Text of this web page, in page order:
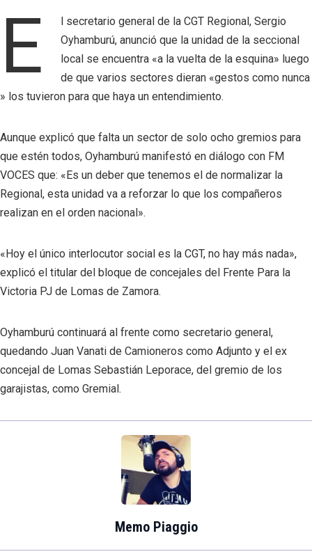
E
l secretario general de la CGT Regional, Sergio
Oyhamburú, anunció que la unidad de la seccional
local se encuentra «a la vuelta de la esquina» luego
de que varios sectores dieran «gestos como nunca
» los tuvieron para que haya un entendimiento.
Aunque explicó que falta un sector de solo ocho gremios para
que estén todos, Oyhamburú manifestó en diálogo con FM
VOCES que: «Es un deber que tenemos el de normalizar la
Regional, esta unidad va a reforzar lo que los compañeros
realizan en el orden nacional».
«Hoy el único interlocutor social es la CGT, no hay más nada»,
explicó el titular del bloque de concejales del Frente Para la
Victoria PJ de Lomas de Zamora.
Oyhamburú continuará al frente como secretario general,
quedando Juan Vanati de Camioneros como Adjunto y el ex
concejal de Lomas Sebastián Leporace, del gremio de los
garajistas, como Gremial.
Memo Piaggio